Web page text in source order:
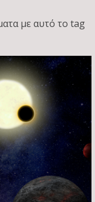
με αυτό το tag